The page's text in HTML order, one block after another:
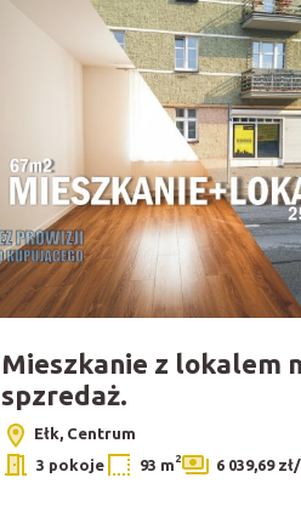
Mieszkanie z lokalem
spzredaż.
Ełk, Centrum
3 pokoje
93 m2 6 039,69